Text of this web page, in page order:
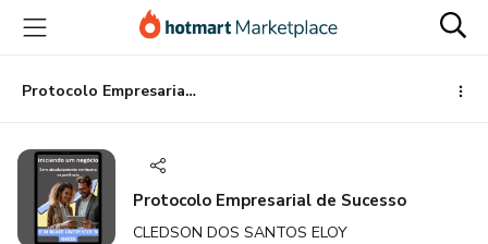
para
conteúdo
principal
para
pagamento
para
rodapé
Protocolo Empresarial de Sucesso
Protocolo Empresarial de Sucesso
CLEDSON DOS SANTOS ELOY